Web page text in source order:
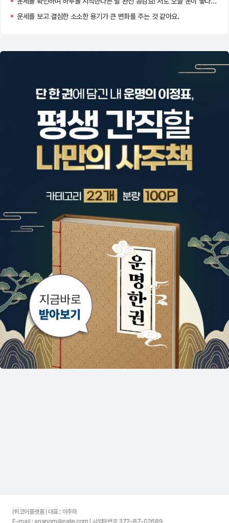
운세를 보고 결심한 소소한 용기가 큰 변화를 주는 것 같아요.
㈜코어플랫폼 | 대표 : 이주하